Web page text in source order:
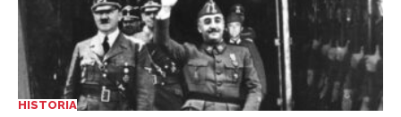
HISTORIA